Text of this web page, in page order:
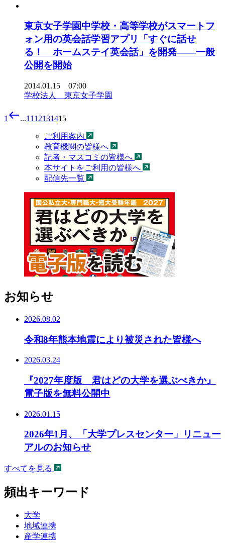
東京女子学園中学校・高等学校がスマートフ
ォン用の英会話学習アプリ「すぐに話せ
る！ ホームステイ英会話」を開発――一般
公開を開始
2014.01.15 07:00
学校法人 東京女子学園
1 west...11 12131415
ご利用案内
教育機関の皆様へ
記者・マスコミの皆様へ
本サイトをご利用の皆様へ
配信先一覧
お知らせ
2026.08.02
令和8年熊本地震により被災された皆様へ
2026.03.24
『2027年度版 君はどの大学を選ぶべきか』
電子版を無料公開中
2026.01.15
2026年1月、「大学プレスセンター」リニュー
アルのお知らせ
すべてを見る
頻出キーワード
大学
地域連携
産学連携